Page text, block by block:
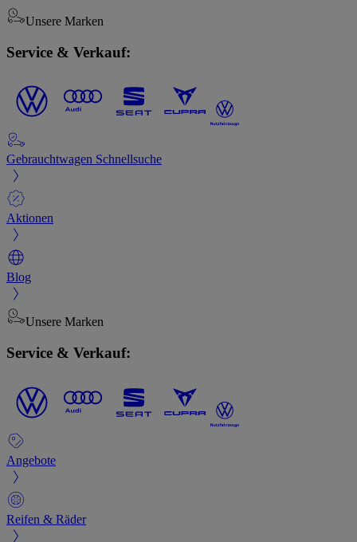
Unsere Marken
Service & Verkauf:
Gebrauchtwagen Schnellsuche
Aktionen
Blog
Unsere Marken
Service & Verkauf:
Angebote
Reifen & Räder